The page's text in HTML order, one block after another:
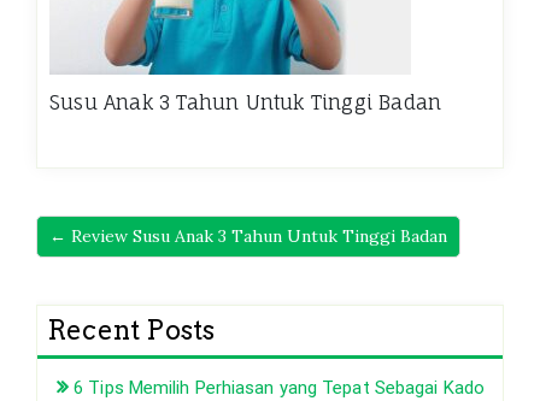
Susu Anak 3 Tahun Untuk Tinggi Badan
← Review Susu Anak 3 Tahun Untuk Tinggi Badan
Recent Posts
6 Tips Memilih Perhiasan yang Tepat Sebagai Kado